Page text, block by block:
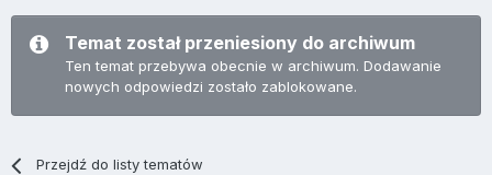
Temat został przeniesiony do archiwum
Ten temat przebywa obecnie w archiwum. Dodawanie
nowych odpowiedzi zostało zablokowane.
Przejdź do listy tematów